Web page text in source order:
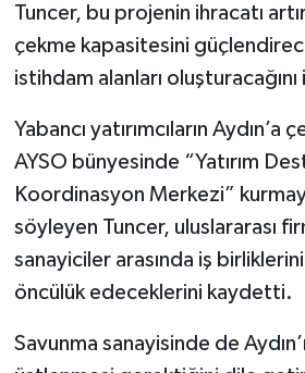
Tuncer, bu projenin ihracatı
çekme kapasitesini
istihdam alanları
Yabancı yatırımcıların Aydın’a
AYSO bünyesinde “Yatırım
Koordinasyon Merkezi” kurmayı
söyleyen Tuncer, uluslararası
sanayiciler arasında iş
öncülük edeceklerini kaydetti.
Savunma sanayisinde de